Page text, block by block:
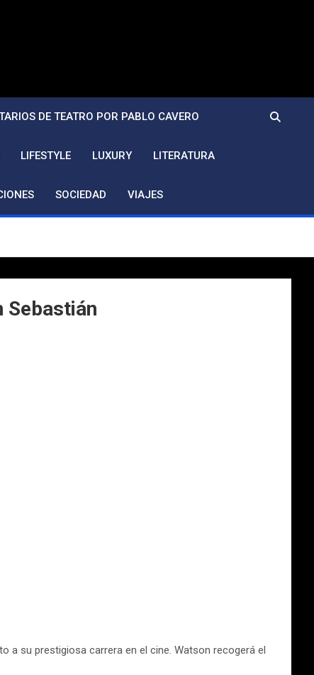
DE TEATRO POR PABLO CAVERO
LIFESTYLE LUXURY LITERATURA
SOCIEDAD VIAJES
Sebastián
a su prestigiosa carrera en el cine. Watson recogerá el